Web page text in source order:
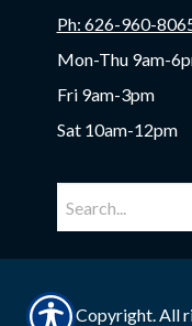
Ph: 626-960-
Mon-Thu 9am-
Fri 9am-3pm
Sat 10am-12pm
© Copyright. All